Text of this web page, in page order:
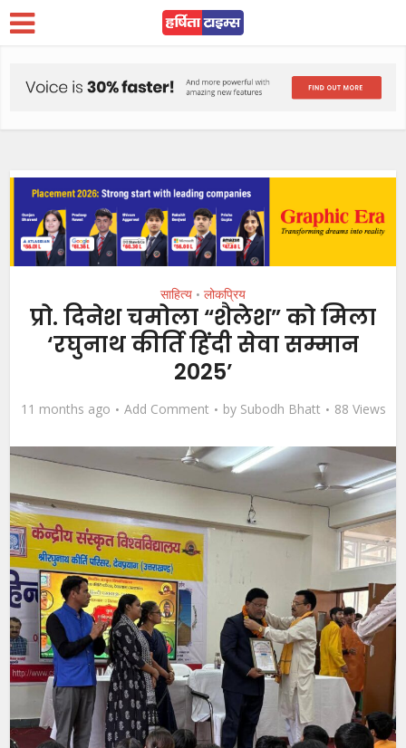
साहित्य • लोकप्रिय
प्रो. दिनेश चमोला “शैलेश” को मिला
‘रघुनाथ कीर्ति हिंदी सेवा सम्मान
2025’
11 months ago Add Comment by Subodh Bhatt 88 Views